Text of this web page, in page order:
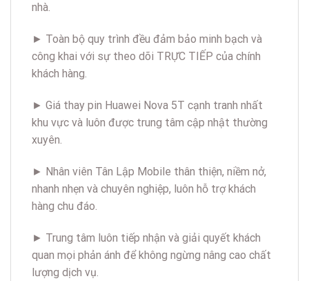
nhà.
► Toàn bộ quy trình đều đảm bảo minh bạch và
công khai với sự theo dõi TRỰC TIẾP của chính
khách hàng.
► Giá thay pin Huawei Nova 5T cạnh tranh nhất
khu vực và luôn được trung tâm cập nhật thường
xuyên.
► Nhân viên Tân Lập Mobile thân thiện, niềm nở,
nhanh nhẹn và chuyên nghiệp, luôn hỗ trợ khách
hàng chu đáo.
► Trung tâm luôn tiếp nhận và giải quyết khách
quan mọi phản ánh để không ngừng nâng cao chất
lượng dịch vụ.